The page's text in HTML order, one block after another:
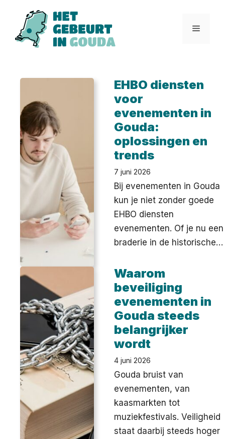
Menu
EHBO diensten
voor
evenementen in
Gouda:
oplossingen en
trends
7 juni 2026
Bij evenementen in Gouda
kun je niet zonder goede
EHBO diensten
evenementen. Of je nu een
braderie in de historische…
Waarom
beveiliging
evenementen in
Gouda steeds
belangrijker
wordt
4 juni 2026
Gouda bruist van
evenementen, van
kaasmarkten tot
muziekfestivals. Veiligheid
staat daarbij steeds hoger